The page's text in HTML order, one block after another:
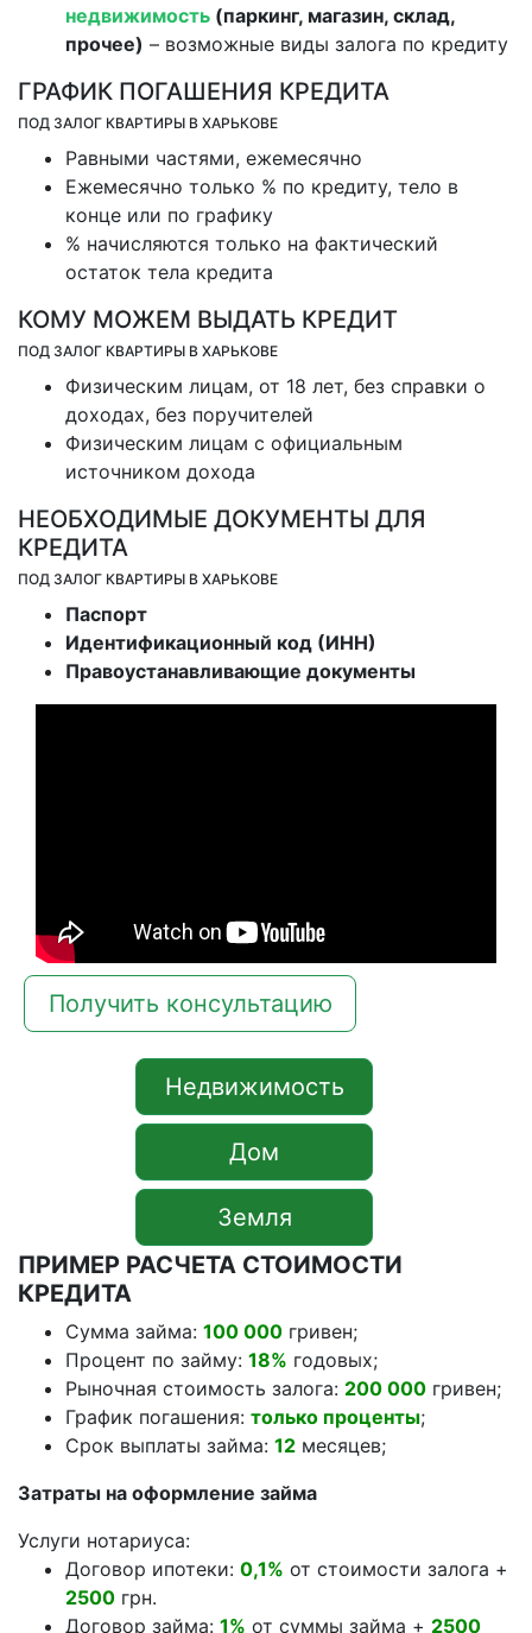
недвижимость (паркинг, магазин, склад,
прочее) – возможные виды залога по кредиту
ГРАФИК ПОГАШЕНИЯ КРЕДИТА
ПОД ЗАЛОГ КВАРТИРЫ В ХАРЬКОВЕ
Равными частями, ежемесячно
Ежемесячно только % по кредиту, тело в
конце или по графику
% начисляются только на фактический
остаток тела кредита
КОМУ МОЖЕМ ВЫДАТЬ КРЕДИТ
ПОД ЗАЛОГ КВАРТИРЫ В ХАРЬКОВЕ
Физическим лицам, от 18 лет, без справки о
доходах, без поручителей
Физическим лицам с официальным
источником дохода
НЕОБХОДИМЫЕ ДОКУМЕНТЫ ДЛЯ
КРЕДИТА
ПОД ЗАЛОГ КВАРТИРЫ В ХАРЬКОВЕ
Паспорт
Идентификационный код (ИНН)
Правоустанавливающие документы
Получить консультацию
Недвижимость
Дом
Земля
ПРИМЕР РАСЧЕТА СТОИМОСТИ
КРЕДИТА
Сумма займа: 100 000 гривен;
Процент по займу: 18% годовых;
Рыночная стоимость залога: 200 000 гривен;
График погашения: только проценты;
Срок выплаты займа: 12 месяцев;
Затраты на оформление займа
Услуги нотариуса:
Договор ипотеки: 0,1% от стоимости залога +
2500 грн.
Договор займа: 1% от суммы займа + 2500